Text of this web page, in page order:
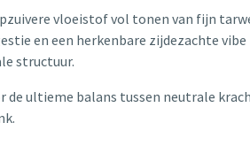
vloeistof vol tonen van fijn
en een herkenbare zijdezachte
structuur.
de ultieme balans tussen neutrale